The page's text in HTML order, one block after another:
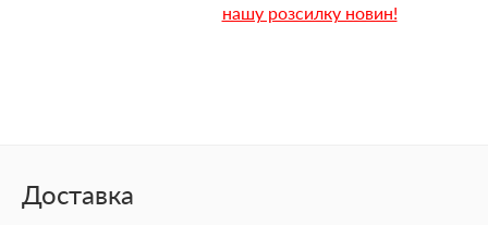
нашу розсилку новин!
Доставка